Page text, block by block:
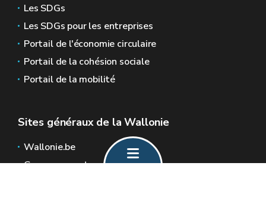
Les SDGs
Les SDGs pour les entreprises
Portail de l'économie circulaire
Portail de la cohésion sociale
Portail de la mobilité
Sites généraux de la Wallonie
Wallonie.be
Gouvernement wallon